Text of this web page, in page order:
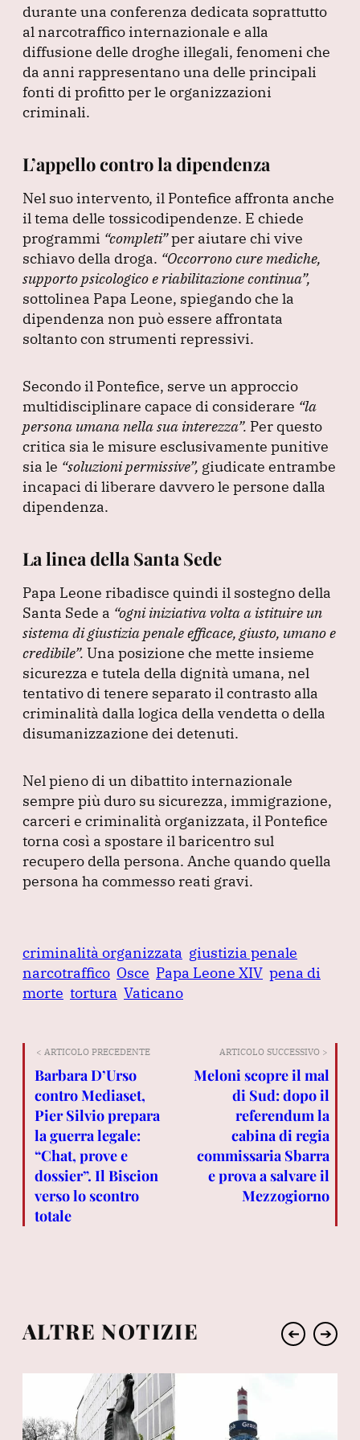
durante una conferenza dedicata soprattutto
al narcotraffico internazionale e alla
diffusione delle droghe illegali, fenomeni che
da anni rappresentano una delle principali
fonti di profitto per le organizzazioni
criminali.
L’appello contro la dipendenza
Nel suo intervento, il Pontefice affronta anche
il tema delle tossicodipendenze. E chiede
programmi “completi”per aiutare chi vive
schiavo della droga. “Occorrono cure mediche,
supporto psicologico e riabilitazione continua”,
sottolinea Papa Leone, spiegando che la
dipendenza non può essere affrontata
soltanto con strumenti repressivi.
Secondo il Pontefice, serve un approccio
multidisciplinare capace di considerare “la
persona umana nella sua interezza”. Per questo
critica sia le misure esclusivamente punitive
sia le “soluzioni permissive”, giudicate entrambe
incapaci di liberare davvero le persone dalla
dipendenza.
La linea della Santa Sede
Papa Leone ribadisce quindi il sostegno della
Santa Sede a “ogni iniziativa volta a istituire un
sistema di giustizia penale efficace, giusto, umano e
credibile”. Una posizione che mette insieme
sicurezza e tutela della dignità umana, nel
tentativo di tenere separato il contrasto alla
criminalità dalla logica della vendetta o della
disumanizzazione dei detenuti.
Nel pieno di un dibattito internazionale
sempre più duro su sicurezza, immigrazione,
carceri e criminalità organizzata, il Pontefice
torna così a spostare il baricentro sul
recupero della persona. Anche quando quella
persona ha commesso reati gravi.
criminalità organizzata giustizia penale
narcotraffico Osce Papa Leone XIV pena di
morte tortura Vaticano
< ARTICOLO PRECEDENTE
Barbara D’Urso
contro Mediaset,
Pier Silvio prepara
la guerra legale:
“Chat, prove e
dossier”. Il Biscion
verso lo scontro
totale
ARTICOLO SUCCESSIVO >
Meloni scopre il mal
di Sud: dopo il
referendum la
cabina di regia
commissaria Sbarra
e prova a salvare il
Mezzogiorno
ALTRE NOTIZIE ➔ ➔